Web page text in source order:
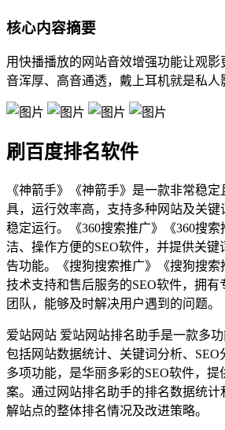
核心内容摘要
用快播播放的网站音效增强功能让观
音浑厚、高音通透，戴上耳机就是私人
刷百度排名软件
《神箭手》《神箭手》是一款非常稳
具，运行效率高，支持多种网站及关键
稳定运行。《360搜索推广》《360搜
洁、操作方便的SEO软件，并提供关键
告功能。《搜狗搜索推广》《搜狗搜
技术支持和售后服务的SEO软件，拥有
团队，能够及时解决用户遇到的问题。
爱站网站 爱站网站排名助手是一款多功
包括网站数据统计、关键词分析、
多项功能，是华丽多彩的SEO软件，提
案。通过网站排名助手的排名数据统计
解站点的整体排名情况及改进策略。